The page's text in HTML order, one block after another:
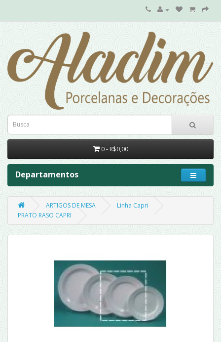
0 - R$0,00
Departamentos
ARTIGOS DE MESA
Linha Capri
PRATO RASO CAPRI